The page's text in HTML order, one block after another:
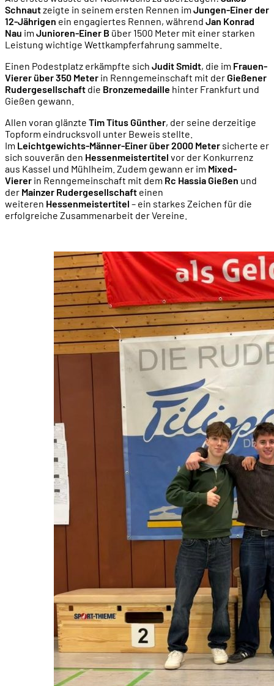
Schnautzeigte in seinem ersten Rennen im Jungen-Einer der
12-Jährigen ein engagiertes Rennen, während Jan Konrad
Nau im Junioren-Einer B über 1500 Meter mit einer starken
Leistung wichtige Wettkampferfahrung sammelte.
Einen Podestplatz erkämpfte sich Judit Smidt, die im Frauen-
Vierer über 350 Meter in Renngemeinschaft mit derGießener
Rudergesellschaft die Bronzemedaille hinter Frankfurt und
Gießen gewann.
Allen voran glänzte Tim Titus Günther, der seine derzeitige
Topform eindrucksvoll unter Beweis stellte.
Im Leichtgewichts-Männer-Einer über 2000 Meter sicherte er
sich souverän den Hessenmeistertitel vor der Konkurrenz
aus Kassel und Mühlheim. Zudem gewann er im Mixed-
Vierer in Renngemeinschaft mit dem Rc Hassia Gießen und
der Mainzer Rudergesellschaft einen
weiteren Hessenmeistertitel – ein starkes Zeichen für die
erfolgreiche Zusammenarbeit der Vereine.